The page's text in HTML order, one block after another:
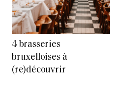
4 brasseries
bruxelloises à
(re)découvrir